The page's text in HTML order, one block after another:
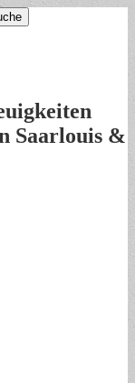
Saarlouis &